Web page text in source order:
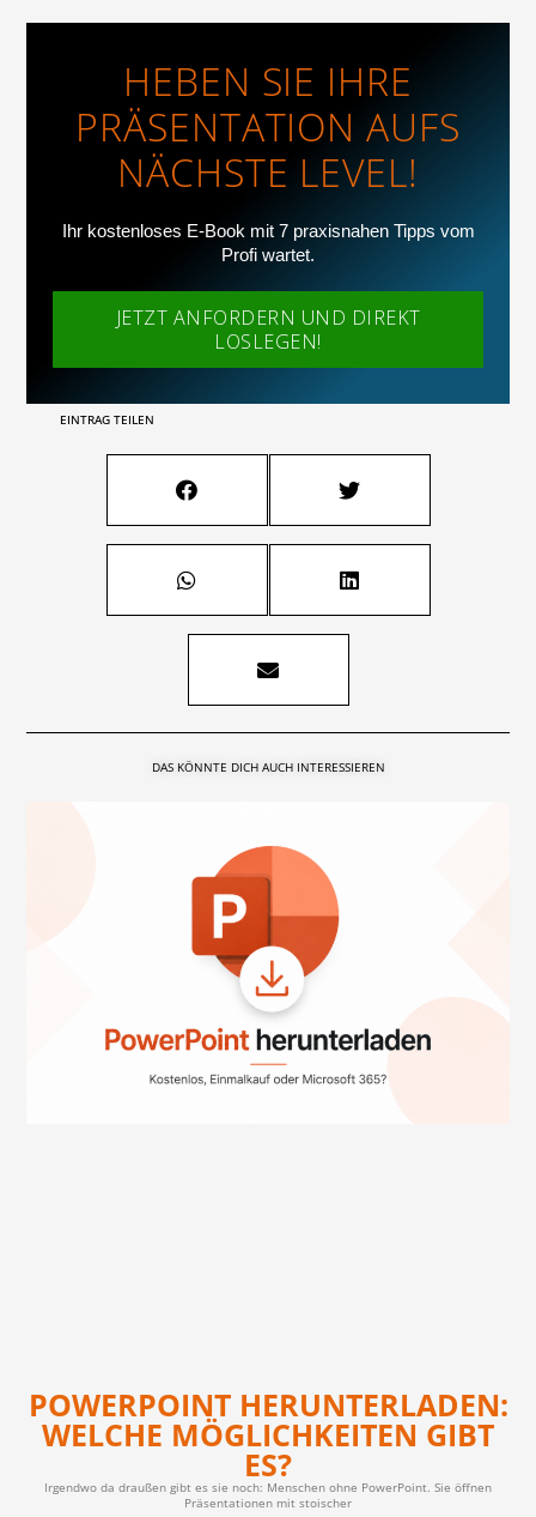
HEBEN SIE IHRE
PRÄSENTATION AUFS
NÄCHSTE LEVEL!
Ihr kostenloses E-Book mit 7 praxisnahen Tipps vom
Profi wartet.
JETZT ANFORDERN UND DIREKT
LOSLEGEN!
EINTRAG TEILEN
DAS KÖNNTE DICH AUCH INTERESSIEREN
POWERPOINT HERUNTERLADEN:
WELCHE MÖGLICHKEITEN GIBT
ES?
Irgendwo da draußen gibt es sie noch: Menschen ohne PowerPoint. Sie öffnen
Präsentationen mit stoischer